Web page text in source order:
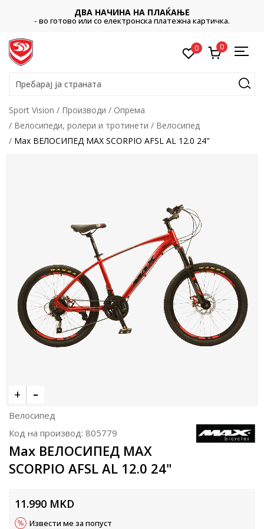
ДВА НАЧИНА НА ПЛАЌАЊЕ
- во готово или со електронска платежна картичка.
0 0
Пребарај ја страната
Sport Vision Производи
Опрема
Велосипеди, ролери и тротинети
Велосипед
Max ВЕЛОСИПЕД MAX SCORPIO AFSL AL 12.0 24"
Велосипед
Код на производ: 805779
Max ВЕЛОСИПЕД MAX
SCORPIO AFSL AL 12.0 24"
11.990 MKD
Извести ме за попуст